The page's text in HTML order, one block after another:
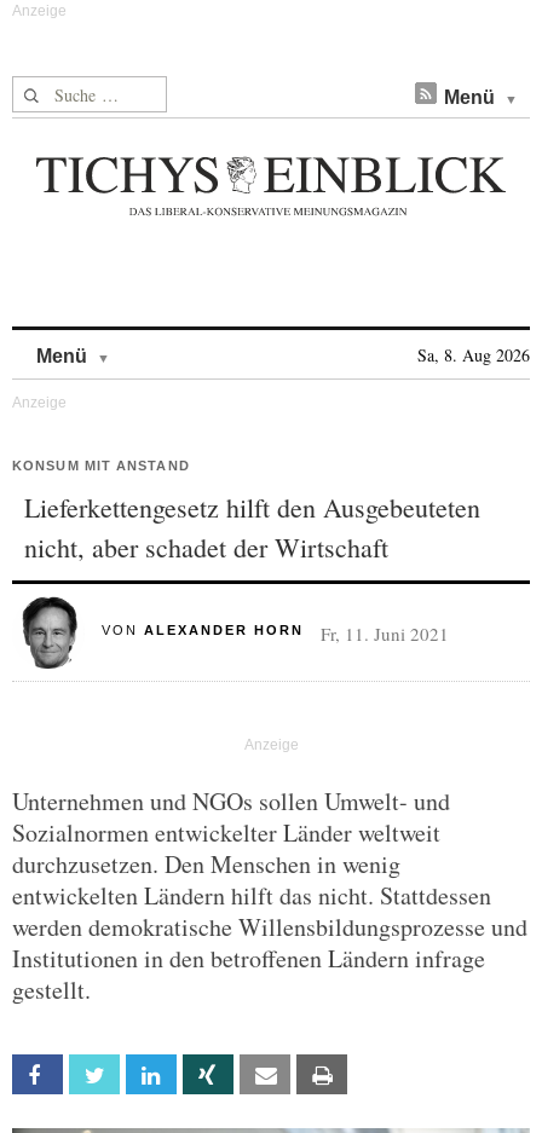
Suche nach: Menü
Menü Sa, 8. Aug 2026
KONSUM MIT ANSTAND
Lieferkettengesetz hilft den Ausgebeuteten
nicht, aber schadet der Wirtschaft
VON ALEXANDER HORN Fr, 11. Juni 2021
Unternehmen und NGOs sollen Umwelt- und
Sozialnormen entwickelter Länder weltweit
durchzusetzen. Den Menschen in wenig
entwickelten Ländern hilft das nicht. Stattdessen
werden demokratische Willensbildungsprozesse und
Institutionen in den betroffenen Ländern infrage
gestellt.
Facebook Twitter Linkedin Xing Email